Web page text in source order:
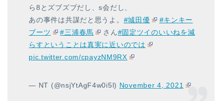
ら8とズブズブだし、s会だし、
あの事件は共謀だと思うよ。 #城田優
#キンキー
ブーツ
#三浦春馬 さん#固定ツイのいいねを減
らすということは真実に近いのでは
pic.twitter.com/cpayzNM9RX
— NT (@nsjYtAgF4w0i5l) November 4, 2021